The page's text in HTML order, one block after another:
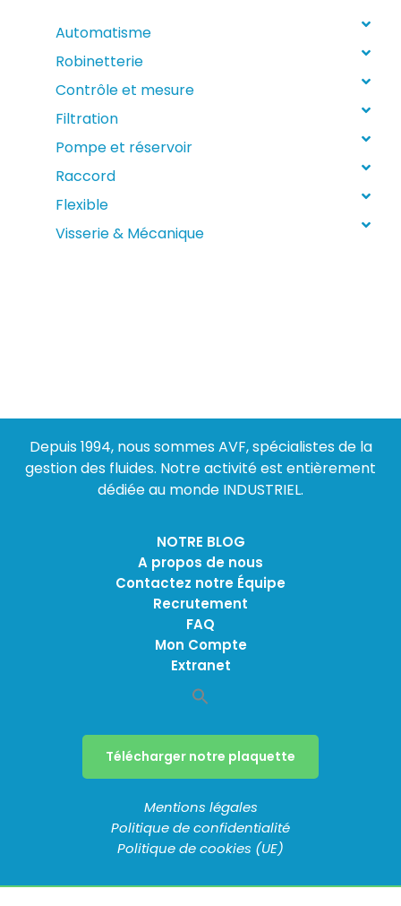
Automatisme
Robinetterie
Contrôle et mesure
Filtration
Pompe et réservoir
Raccord
Flexible
Visserie & Mécanique
Depuis 1994, nous sommes AVF, spécialistes de la
gestion des fluides. Notre activité est entièrement
dédiée au monde INDUSTRIEL.
NOTRE BLOG
A propos de nous
Contactez notre Équipe
Recrutement
FAQ
Mon Compte
Extranet
Télécharger notre plaquette
Mentions légales
Politique de confidentialité
Politique de cookies (UE)